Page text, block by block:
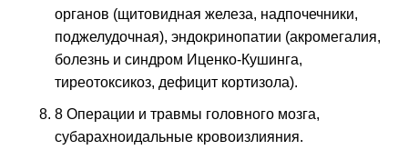
органов (щитовидная железа, надпочечники,
поджелудочная), эндокринопатии (акромегалия,
болезнь и синдром Иценко-Кушинга,
тиреотоксикоз, дефицит кортизола).
8 Операции и травмы головного мозга,
субарахноидальные кровоизлияния.